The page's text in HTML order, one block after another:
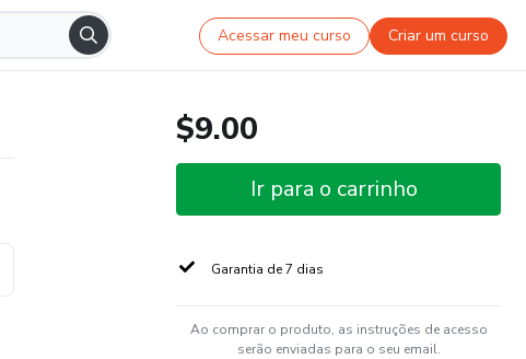
Acessar meu curso Criar um curso
$9.00
Ir para o carrinho
Garantia de 7 dias
Ao comprar o produto, as instruções de acesso
serão enviadas para o seu email.